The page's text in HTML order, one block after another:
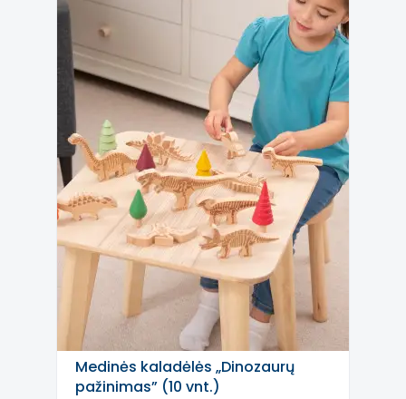
Medinės kaladėlės „Dinozaurų
pažinimas” (10 vnt.)